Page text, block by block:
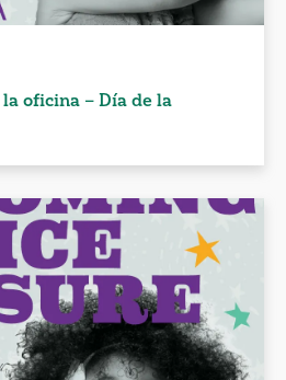
oficina – Día de la